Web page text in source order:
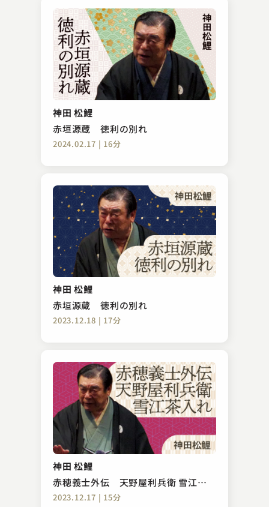
神田 松鯉
赤垣源蔵 徳利の別れ
2024.02.17 | 16分
神田 松鯉
赤垣源蔵 徳利の別れ
2023.12.18 | 17分
神田 松鯉
赤穂義士外伝 天野屋利兵衛 雪江茶
入れ
2023.12.17 | 15分